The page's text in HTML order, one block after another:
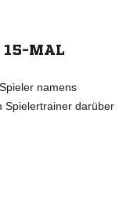
15-MAL
namens
Spielertrainer darüber